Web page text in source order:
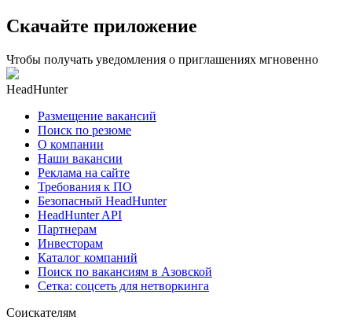
Скачайте приложение
Чтобы получать уведомления о приглашениях мгновенно
HeadHunter
Размещение вакансий
Поиск по резюме
О компании
Наши вакансии
Реклама на сайте
Требования к ПО
Безопасный HeadHunter
HeadHunter API
Партнерам
Инвесторам
Каталог компаний
Поиск по вакансиям в Азовской
Сетка: соцсеть для нетворкинга
Соискателям